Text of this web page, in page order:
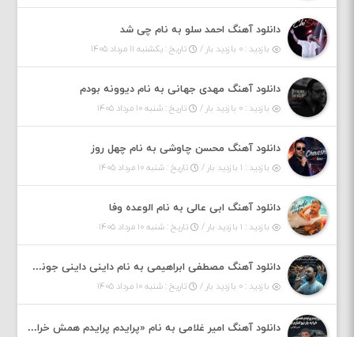
دانلود آهنگ احمد سلو به نام چی شد
بازدید : ۰ بازدید بار / تاریخ : یکشنبه ۱۱ مرداد ۱۴۰۵
دانلود آهنگ مهدی جهانی به نام دیوونه بودم
بازدید : ۰ بازدید بار / تاریخ : شنبه ۱۰ مرداد ۱۴۰۵
دانلود آهنگ محسن چاوشی به نام چهل روز
بازدید : ۱ بازدید بار / تاریخ : شنبه ۱۰ مرداد ۱۴۰۵
دانلود آهنگ ابی عالی به نام الوعده وفا
بازدید : ۱ بازدید بار / تاریخ : شنبه ۱۰ مرداد ۱۴۰۵
دانلود آهنگ مصطفی ابراهیمی به نام داینی داینی جونم قربون پنج تیر پرونم
بازدید : ۰ بازدید بار / تاریخ : شنبه ۱۰ مرداد ۱۴۰۵
دانلود آهنگ امیر غلامی به نام «پرایدم پرایدم همش خرابه یار نیو کنارم دیگه پولی نداروم (ریمیکس اینستاگرام)»